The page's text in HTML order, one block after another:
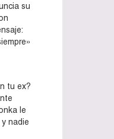
su
tu ex?
le
nadie